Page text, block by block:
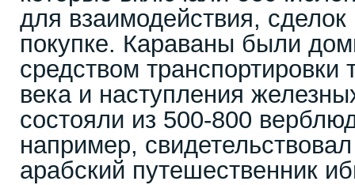
для взаимодействия,
покупке. Караваны были
средством транспортировки
века и наступления
состояли из 500-800
например,
арабский путешественник